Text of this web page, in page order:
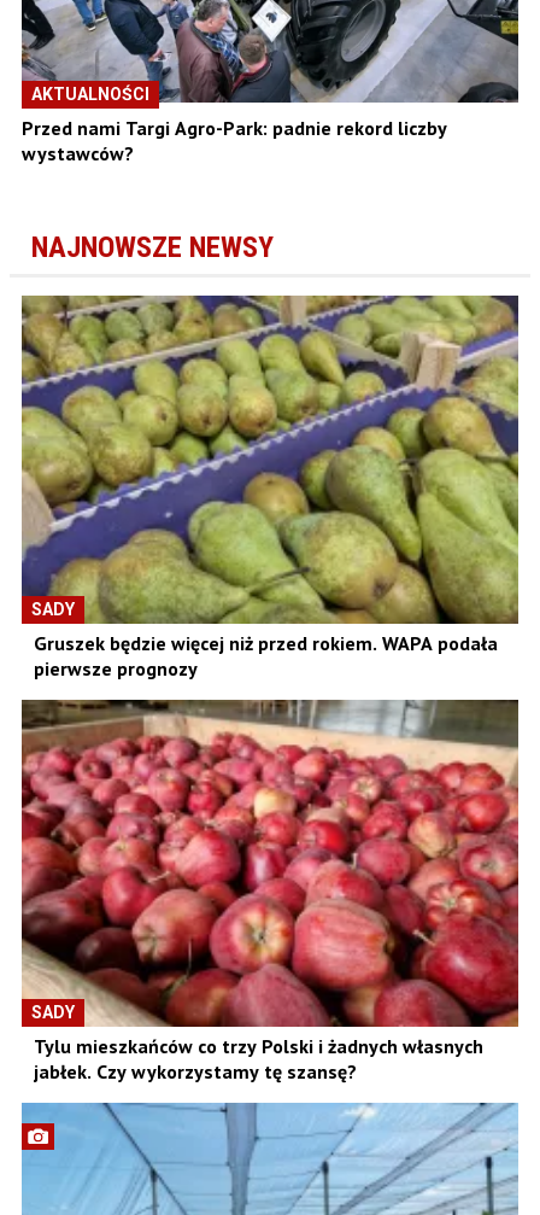
AKTUALNOŚCI
Przed nami Targi Agro-Park: padnie rekord liczby
wystawców?
NAJNOWSZE NEWSY
SADY
Gruszek będzie więcej niż przed rokiem. WAPA podała
pierwsze prognozy
SADY
Tylu mieszkańców co trzy Polski i żadnych własnych
jabłek. Czy wykorzystamy tę szansę?